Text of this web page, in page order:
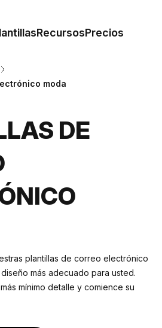
RecursosPrecios
moda
DE
plantillas de correo electrónico
más adecuado para usted.
mínimo detalle y comience su